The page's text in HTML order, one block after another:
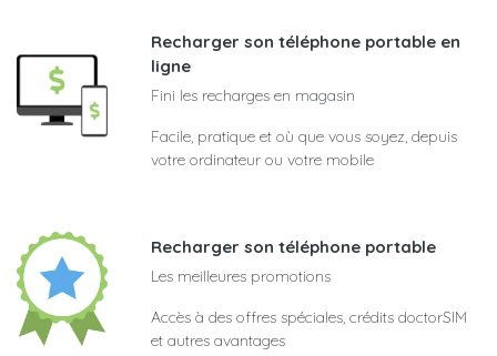
Recharger son téléphone portable en
ligne
Fini les recharges en magasin
Facile, pratique et où que vous soyez, depuis
votre ordinateur ou votre mobile
Recharger son téléphone portable
Les meilleures promotions
Accès à des offres spéciales, crédits doctorSIM
et autres avantages